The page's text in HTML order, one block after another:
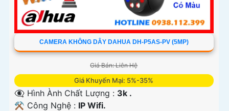
CAMERA KHÔNG DÂY DAHUA DH-P5AS-PV (5MP)
Giá Bán: Liên Hệ
Giá Khuyến Mại: 5%-35%
👁️‍🗨 Hình Ành Chất Lượng : 3k .
⚒ Công Nghệ : IP Wifi.